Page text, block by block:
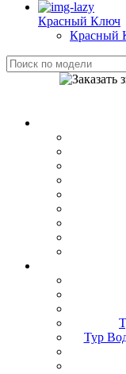
Красный Ключ
Красный
Тур